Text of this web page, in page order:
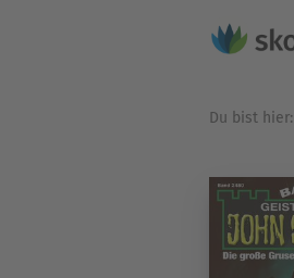
Du bist hier: